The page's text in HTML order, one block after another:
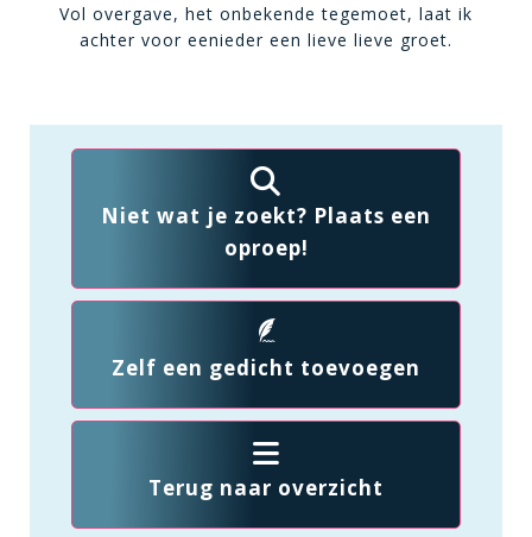
Vol overgave, het onbekende tegemoet, laat ik
achter voor eenieder een lieve lieve groet.
Niet wat je zoekt? Plaats een
oproep!
Zelf een gedicht toevoegen
Terug naar overzicht